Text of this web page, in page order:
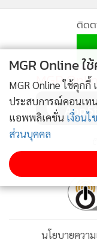
ติดต
MGR
นโยบายควา
MGR Online ใ
MGR Online ใช้คุก
ประสบการณ์คอนเท
แอพพลิเคชั่น เงื่อนไ
ส่วนบุคคล